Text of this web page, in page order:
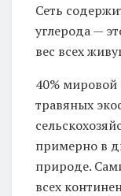
Сеть
углерода —
вес всех
40% мировой
травяных
примерно в
природе.
всех